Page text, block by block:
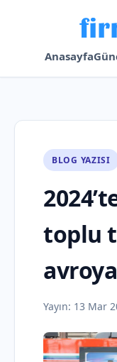
Anasayfa
BLOG YAZISI
toplu
Yayın: 13 Mar